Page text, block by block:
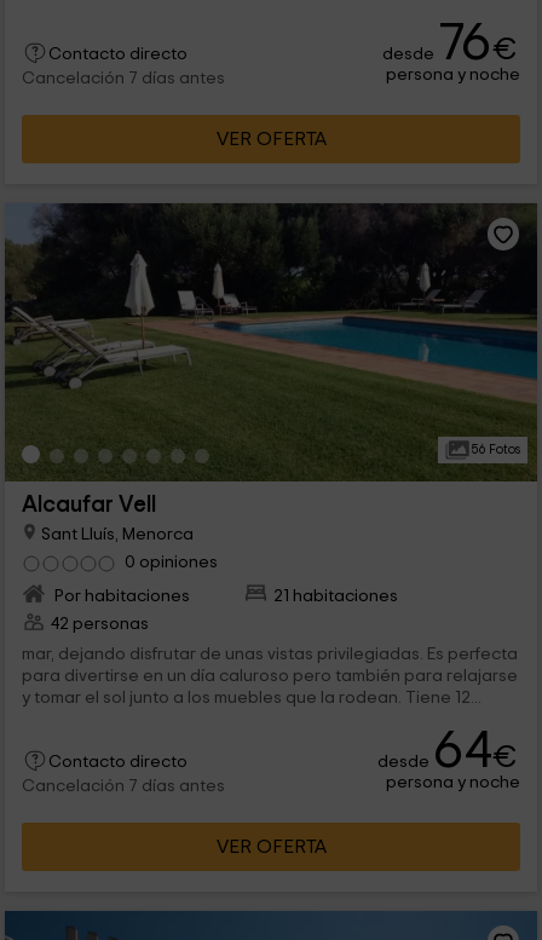
Contacto directo
Cancelación 7 días antes
desde 76€
persona y noche
VER OFERTA
56 Fotos
Alcaufar Vell
Sant Lluís, Menorca
0 opiniones
Por habitaciones
21 habitaciones
42 personas
mar, dejando disfrutar de unas vistas privilegiadas. Es perfecta
para divertirse en un día caluroso pero también para relajarse
y tomar el sol junto a los muebles que la rodean. Tiene 12...
Contacto directo
Cancelación 7 días antes
desde 64€
persona y noche
VER OFERTA